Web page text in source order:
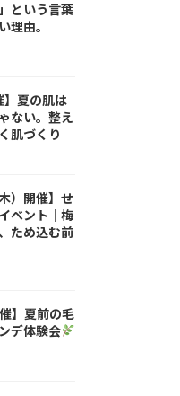
という言葉
理由。
】夏の肌は
ない。整え
肌づくり
）開催】せ
ベント｜梅
ため込む前
】夏前の毛
デ体験会